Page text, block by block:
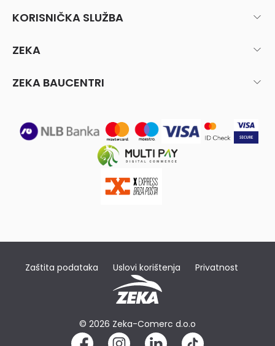
KORISNIČKA SLUŽBA
ZEKA
ZEKA BAUCENTRI
Zaštita podataka Uslovi korištenja Privatnost
© 2026 Zeka-Comerc d.o.o